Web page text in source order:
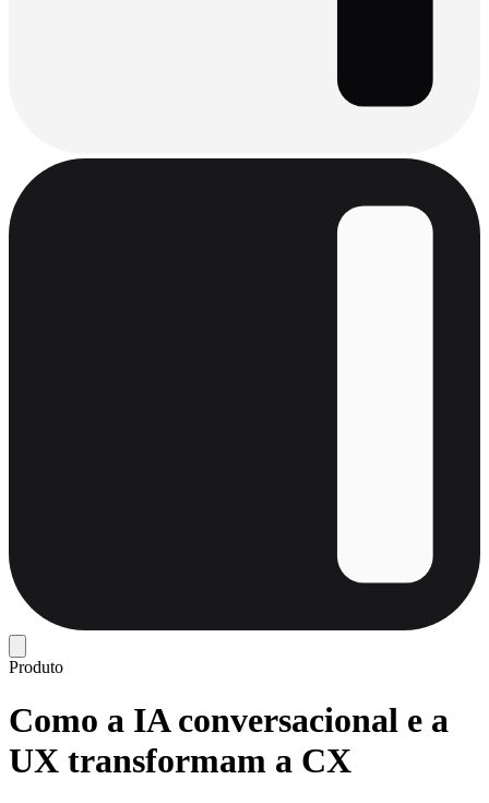
Produto
Como a IA conversacional e a
UX transformam a CX